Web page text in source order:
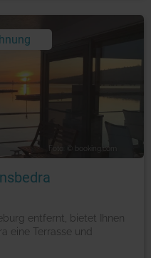
Foto: © booking.com
entfernt, bietet Ihnen
eine Terrasse und